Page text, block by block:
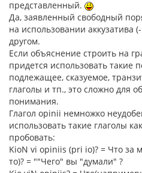
представленный.
Да, заявленный свободный
на использовании аккузатива
другом.
Если объяснение строить на
придется использовать такие
подлежащее, сказуемое,
глаголы и тп., это сложно для
понимания.
Глагол opinii немножко
использовать такие глаголы
пробовать:
KioN vi opiniis (pri io)? = Что за
то)? = ""Чего" вы "думали" ?